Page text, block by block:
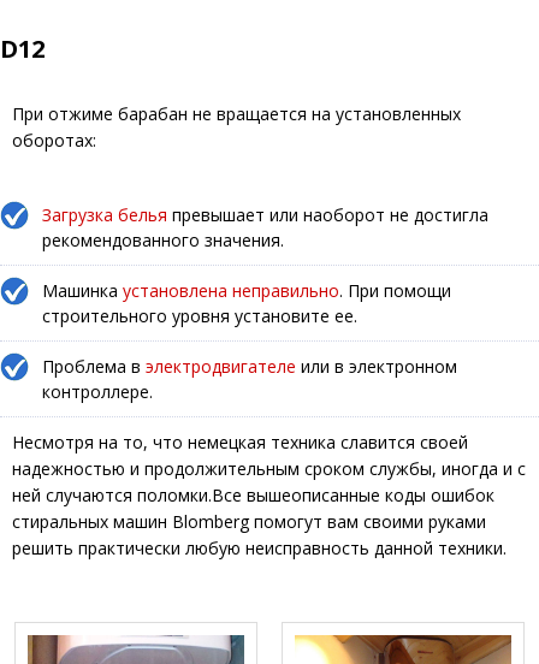
D12
При отжиме барабан не вращается на установленных
оборотах:
Загрузка белья превышает или наоборот не достигла
рекомендованного значения.
Машинка установлена неправильно. При помощи
строительного уровня установите ее.
Проблема в электродвигателе или в электронном
контроллере.
Несмотря на то, что немецкая техника славится своей
надежностью и продолжительным сроком службы, иногда и с
ней случаются поломки.Все вышеописанные коды ошибок
стиральных машин Blomberg помогут вам своими руками
решить практически любую неисправность данной техники.